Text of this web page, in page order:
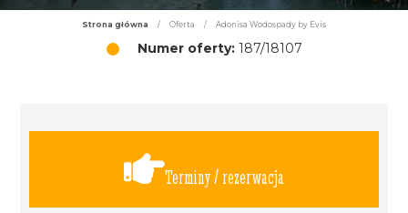
Strona główna / Oferta / Adonisa Wodospady by Evis
Numer oferty:187/18107
Terminy / rezerwacja